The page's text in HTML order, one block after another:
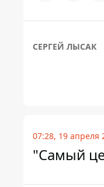
СЕРГЕЙ ЛЫСАК
07:28, 19 апреля
"Самый